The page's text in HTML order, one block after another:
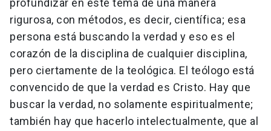
profundizar en este tema de una manera
rigurosa, con métodos, es decir, científica; esa
persona está buscando la verdad y eso es el
corazón de la disciplina de cualquier disciplina,
pero ciertamente de la teológica. El teólogo está
convencido de que la verdad es Cristo. Hay que
buscar la verdad, no solamente espiritualmente;
también hay que hacerlo intelectualmente, que al